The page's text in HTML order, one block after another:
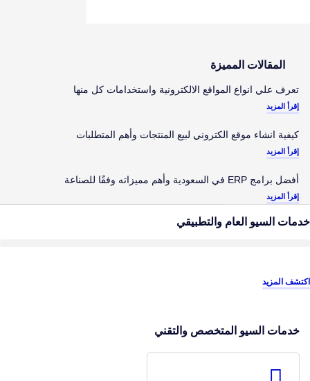
المقالات المميزة
تعرف علي انواع المواقع الالكترونية واستخدامات كل منها
إقرأ المزيد
كيفية انشاء موقع الكتروني لبيع المنتجات وأهم المتطلبات
إقرأ المزيد
أفضل برامج ERP في السعودية وأهم مميزاته وفقًا للصناعة
إقرأ المزيد
خدمات السيو العام والتطبيقي
اكتشف المزيد
خدمات السيو المتخصص والتقني